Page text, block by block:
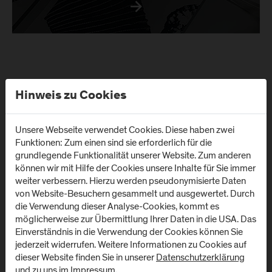
Standorte
Campus Urstein/
Wissenspark
Campus Kuchl
Hinweis zu Cookies
Unsere Webseite verwendet Cookies. Diese haben zwei
Funktionen: Zum einen sind sie erforderlich für die
grundlegende Funktionalität unserer Website. Zum anderen
können wir mit Hilfe der Cookies unsere Inhalte für Sie immer
weiter verbessern. Hierzu werden pseudonymisierte Daten
von Website-Besuchern gesammelt und ausgewertet. Durch
die Verwendung dieser Analyse-Cookies, kommt es
möglicherweise zur Übermittlung Ihrer Daten in die USA. Das
Einverständnis in die Verwendung der Cookies können Sie
jederzeit widerrufen. Weitere Informationen zu Cookies auf
dieser Website finden Sie in unsererDatenschutzerklärung